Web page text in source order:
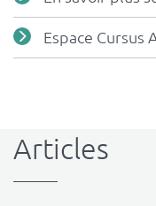
Espace Cursus
Articles